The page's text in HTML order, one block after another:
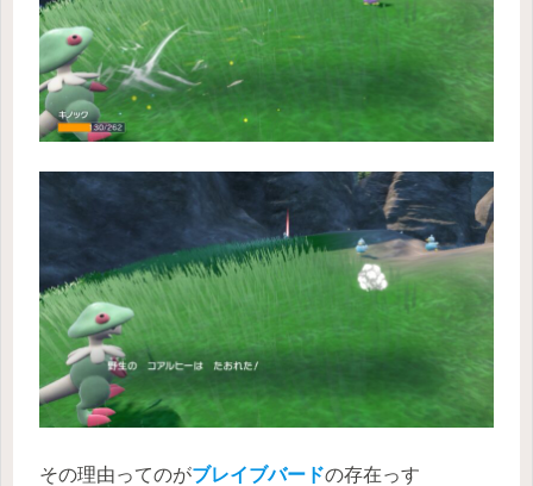
その理由ってのがブレイブバードの存在っす